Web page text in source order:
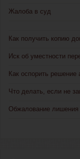
Жалоба в суд
Как получить копию
Иск об уместности
Как оспорить решение
Что делать, если не
Обжалование лишения